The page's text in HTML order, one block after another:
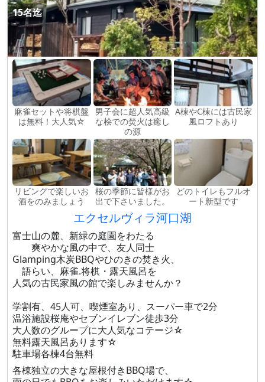
15名迄
麻雀セットや将棋盤
は無料！大人気☆
男子会に超人気高級
な桧での焚火は癒し
の源
A棟やC棟には古民家
風ロフトあり
リビングで楽しいお
酒をのみましょう
桜の季節に皆様がお
出で下さいました。
どのトイレもフルオ
ート新型です
エクセルヴィラ河口湖
富士山の麓、新緑の庭園をわたる
爽やかな風の中で、友人同士
Glamping木炭BBQやひのきの焚き火、
語らい、麻雀.将棋・露天風呂を
人気の古民家風の館で楽しみませんか？
学割有、45人可、喫煙室あり、スーパー車で2分
温浴施設桜庵やセブンイレブン徒歩3分
大人数のグループに大人気なコテージ☆
無料露天風呂あります☆
駐車場各棟4台無料
各棟独立の大きな屋根付きBBQ場で、